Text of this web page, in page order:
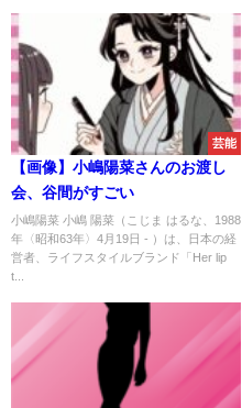
芸能
【画像】小嶋陽菜さんのお渡し
会、谷間がすごい
小嶋陽菜 小嶋 陽菜（こじま はるな、1988
年〈昭和63年〉4月19日 - ）は、日本の経
営者、ライフスタイルブランド「Her lip
t...